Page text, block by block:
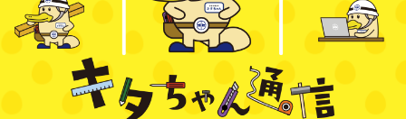
新築工事
リフォーム